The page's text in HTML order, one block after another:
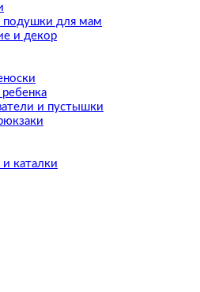
подушки для мам
и декор
и пустышки
каталки